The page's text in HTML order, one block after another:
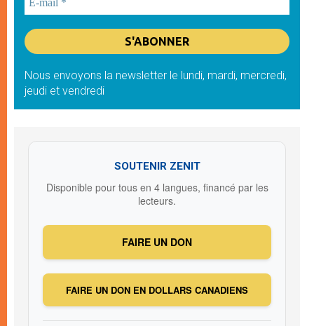
Nous envoyons la newsletter le lundi, mardi, mercredi,
jeudi et vendredi
SOUTENIR ZENIT
Disponible pour tous en 4 langues, financé par les
lecteurs.
FAIRE UN DON
FAIRE UN DON EN DOLLARS CANADIENS